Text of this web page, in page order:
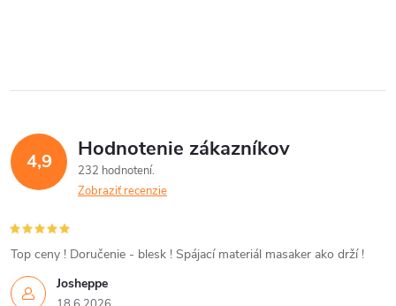
v
l
d
a
c
i
e
4,9 Hodnotenie zákazníkov
232 hodnotení
Zobraziť recenzie
Josheppe
Top ceny ! Doručenie - blesk ! Spájací materiál masaker ako drží !